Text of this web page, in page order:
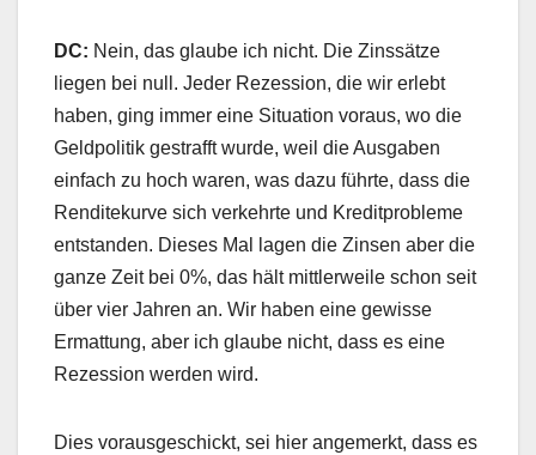
DC: Nein, das glaube ich nicht. Die Zinssätze
liegen bei null. Jeder Rezession, die wir erlebt
haben, ging immer eine Situation voraus, wo die
Geldpolitik gestrafft wurde, weil die Ausgaben
einfach zu hoch waren, was dazu führte, dass die
Renditekurve sich verkehrte und Kreditprobleme
entstanden. Dieses Mal lagen die Zinsen aber die
ganze Zeit bei 0%, das hält mittlerweile schon seit
über vier Jahren an. Wir haben eine gewisse
Ermattung, aber ich glaube nicht, dass es eine
Rezession werden wird.
Dies vorausgeschickt, sei hier angemerkt, dass es